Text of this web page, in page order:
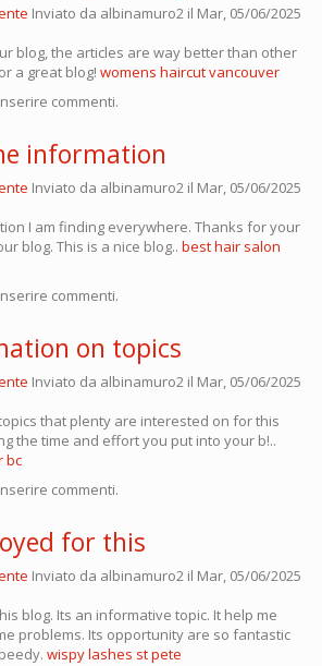
Inviato da albinamuro2 il Mar, 05/06/2025
blog, the articles are way better than other
a great blog! womens haircut vancouver
commenti.
information
Inviato da albinamuro2 il Mar, 05/06/2025
I am finding everywhere. Thanks for your
blog. This is a nice blog.. best hair salon
commenti.
on topics
Inviato da albinamuro2 il Mar, 05/06/2025
that plenty are interested on for this
the time and effort you put into your b!..
bc
commenti.
for this
Inviato da albinamuro2 il Mar, 05/06/2025
blog. Its an informative topic. It help me
problems. Its opportunity are so fantastic
wispy lashes st pete